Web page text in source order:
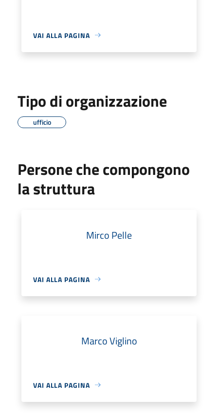
VAI ALLA PAGINA
Tipo di organizzazione
ufficio
Persone che compongono
la struttura
Mirco Pelle
VAI ALLA PAGINA
Marco Viglino
VAI ALLA PAGINA